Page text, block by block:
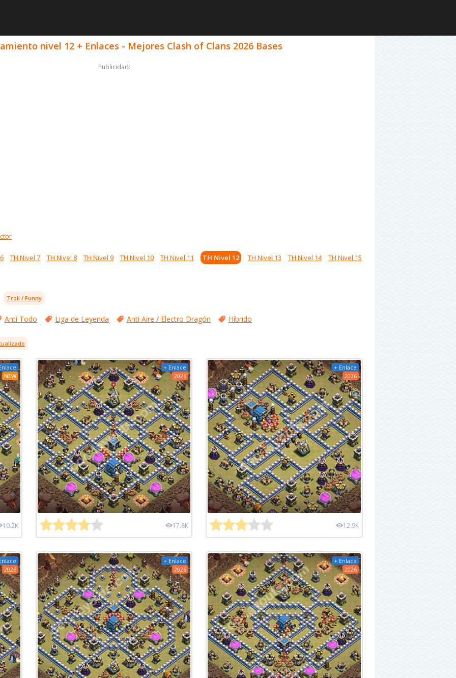
nivel 12 + Enlaces - Mejores Clash of Clans 2026 Bases
Publicidad:
TH Nivel 7 TH Nivel 8 TH Nivel 9 TH Nivel 10 TH Nivel 11 TH Nivel 12 TH Nivel 13 TH Nivel 14 TH Nivel 15
Troll / Funny
Anti Todo Liga de Leyenda Anti Aire / Electro Dragón Híbrido
NEW
10.2K
+ Enlace
2026
17.8K
+ Enlace
2026
12.9K
2026
+ Enlace
2026
+ Enlace
2026